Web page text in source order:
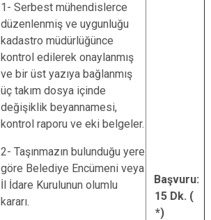
1- Serbest mühendislerce
düzenlenmiş ve uygunluğu
kadastro müdürlüğünce
kontrol edilerek onaylanmış
ve bir üst yazıya bağlanmış
üç takım dosya içinde
değişiklik beyannamesi,
kontrol raporu ve eki belgeler.
2- Taşınmazın bulunduğu yere
göre Belediye Encümeni veya
İl İdare Kurulunun olumlu
kararı.
Başvuru:
15 Dk. (
*)